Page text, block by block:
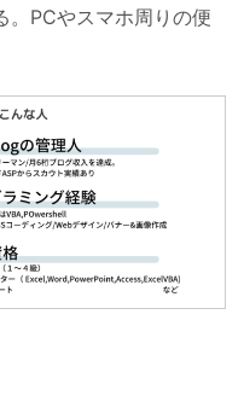
。PCやスマホ周りの便